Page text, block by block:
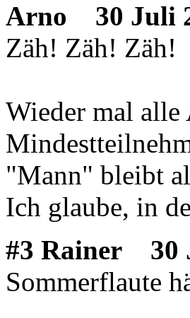
Arno
30 Juli
Zäh! Zäh! Zäh!
Wieder mal alle
"Mann" bleibt
Ich glaube, in
#3 Rainer
30
Sommerflaute